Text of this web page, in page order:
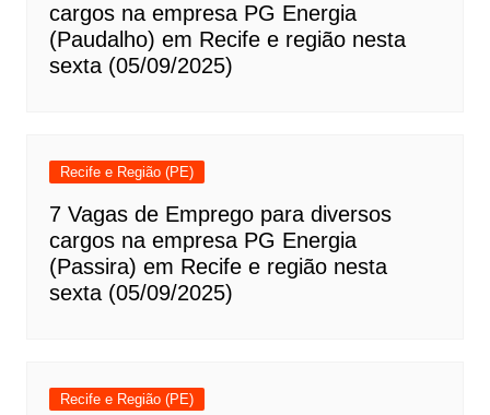
cargos na empresa PG Energia
(Paudalho) em Recife e região nesta
sexta (05/09/2025)
Recife e Região (PE)
7 Vagas de Emprego para diversos
cargos na empresa PG Energia
(Passira) em Recife e região nesta
sexta (05/09/2025)
Recife e Região (PE)